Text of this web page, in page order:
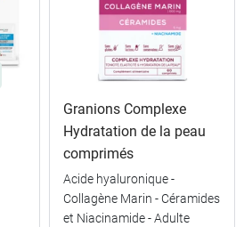
Granions Complexe
Hydratation de la peau
comprimés
Acide hyaluronique -
Collagène Marin - Céramides
et Niacinamide - Adulte